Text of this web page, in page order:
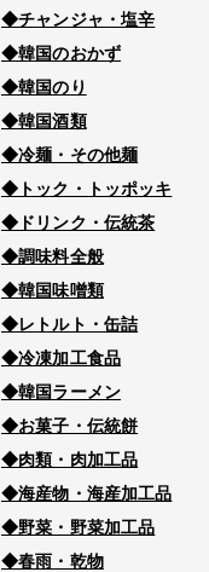
◆チャンジャ・塩辛
◆韓国のおかず
◆韓国のり
◆韓国酒類
◆冷麺・その他麺
◆トック・トッポッキ
◆ドリンク・伝統茶
◆調味料全般
◆韓国味噌類
◆レトルト・缶詰
◆冷凍加工食品
◆韓国ラーメン
◆お菓子・伝統餅
◆肉類・肉加工品
◆海産物・海産加工品
◆野菜・野菜加工品
◆春雨・乾物